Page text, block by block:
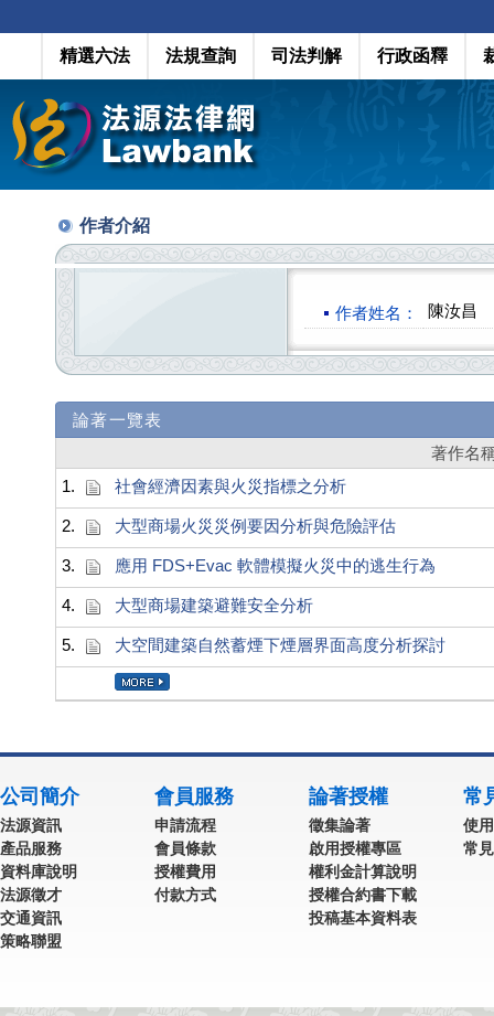
精選六法 法規查詢 司法判解 行政函釋
作者介紹
作者姓名： 陳汝昌
論著一覽表
著作名
1.
社會經濟因素與火災指標之分析
2. 大型商場火災災例要因分析與危險評估
3. 應用 FDS+Evac 軟體模擬火災中的逃生行為
4. 大型商場建築避難安全分析
5. 大空間建築自然蓄煙下煙層界面高度分析探討
公司簡介
法源資訊
產品服務
資料庫說明
法源徵才
交通資訊
策略聯盟
會員服務
申請流程
會員條款
授權費用
付款方式
論著授權
徵集論著
啟用授權專區
權利金計算說明
授權合約書下載
投稿基本資料表
常
使
常